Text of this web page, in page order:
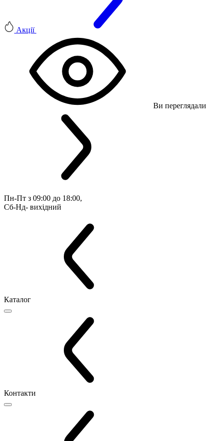
Акції
Ви переглядали
Пн-Пт з 09:00 до 18:00,
Сб-Нд- вихідний
Каталог
Контакти